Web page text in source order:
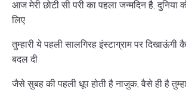
आज मेरी छोटी सी परी का पहला जन्मदिन है, दुनिया
लिए
तुम्हारी ये पहली सालगिरह इंस्टाग्राम पर दिखाऊंगी
बदल दी
जैसे सुबह की पहली धूप होती है नाजुक, वैसे ही है